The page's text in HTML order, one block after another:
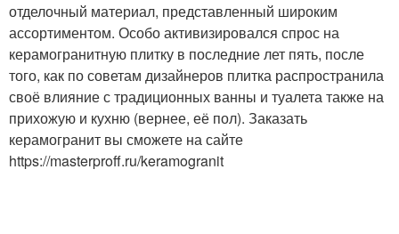
отделочный материал, представленный широким
ассортиментом. Особо активизировался спрос на
керамогранитную плитку в последние лет пять, после
того, как по советам дизайнеров плитка распространила
своё влияние с традиционных ванны и туалета также на
прихожую и кухню (вернее, её пол). Заказать
керамогранит вы сможете на сайте
https://masterproff.ru/keramogranit